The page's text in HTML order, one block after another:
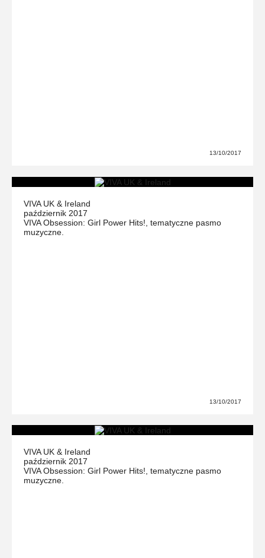
13/10/2017
VIVA UK & Ireland
październik 2017
VIVA Obsession: Girl Power Hits!, tematyczne pasmo
muzyczne.
13/10/2017
VIVA UK & Ireland
październik 2017
VIVA Obsession: Girl Power Hits!, tematyczne pasmo
muzyczne.